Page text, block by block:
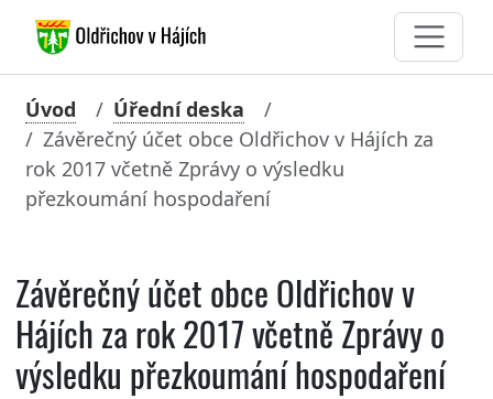
Úvod
Úřední deska
Závěrečný účet obce Oldřichov v Hájích za
rok 2017 včetně Zprávy o výsledku
přezkoumání hospodaření
Závěrečný účet obce Oldřichov v
Hájích za rok 2017 včetně Zprávy o
výsledku přezkoumání hospodaření